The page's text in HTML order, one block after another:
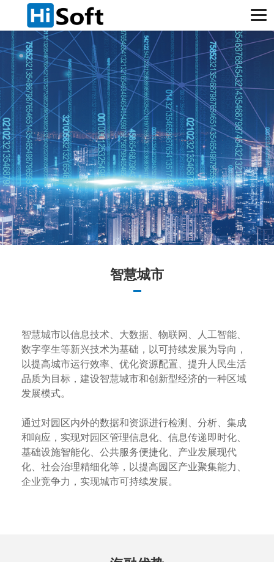
智慧城市
智慧城市以信息技术、大数据、物联网、人工智能、
数字孪生等新兴技术为基础，以可持续发展为导向，
以提高城市运行效率、优化资源配置、提升人民生活
品质为目标，建设智慧城市和创新型经济的一种区域
发展模式。
通过对园区内外的数据和资源进行检测、分析、集成
和响应，实现对园区管理信息化、信息传递即时化、
基础设施智能化、公共服务便捷化、产业发展现代
化、社会治理精细化等，以提高园区产业聚集能力、
企业竞争力，实现城市可持续发展。